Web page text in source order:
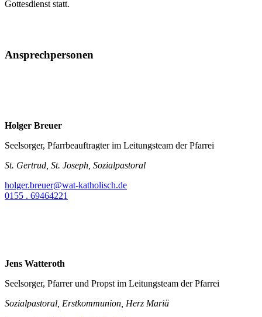
Gottesdienst statt.
Ansprechpersonen
Holger Breuer
Seelsorger, Pfarrbeauftragter im Leitungsteam der Pfarrei
St. Gertrud, St. Joseph, Sozialpastoral
holger.breuer@wat-katholisch.de
0155 . 69464221
Jens Watteroth
Seelsorger, Pfarrer und Propst im Leitungsteam der Pfarrei
Sozialpastoral, Erstkommunion, Herz Mariä